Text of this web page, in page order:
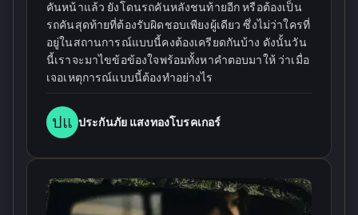
คันหน้าแล้ว ยังโดนรถคันหลังชนท้ายอีก หรือต้องเป็น
รถคันสุดท้ายที่ต้องรับผิดชอบเพียงผู้เดียว ซึ่งไม่ว่าใครที่
อยู่ในสถานการณ์แบบนี้คงต้องเครียดกันบ้าง ดังนั้นวัน
นี้เราจะมาไขข้อข้องใจพร้อมทั้งหาคำตอบมาให้ ว่าเมื่อ
เจอเหตุการณ์แบบนี้ต้องทำอย่างไร
ปแ ประกันภัย แสงทองโบรคเกอร์